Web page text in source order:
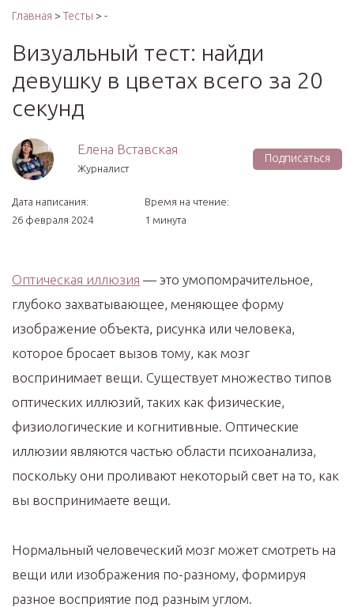
Главная > Тесты > -
Визуальный тест: найди
девушку в цветах всего за 20
секунд
Елена Вставская
Журналист
Подписаться
Дата написания:
26 февраля 2024
Время на чтение:
1 минута
Оптическая иллюзия — это умопомрачительное,
глубоко захватывающее, меняющее форму
изображение объекта, рисунка или человека,
которое бросает вызов тому, как мозг
воспринимает вещи. Существует множество типов
оптических иллюзий, таких как физические,
физиологические и когнитивные. Оптические
иллюзии являются частью области психоанализа,
поскольку они проливают некоторый свет на то, как
вы воспринимаете вещи.
Нормальный человеческий мозг может смотреть на
вещи или изображения по-разному, формируя
разное восприятие под разным углом.